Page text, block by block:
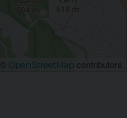
OpenStreetMap contributors